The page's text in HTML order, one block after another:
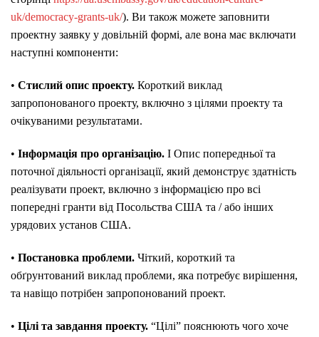
uk/democracy-grants-uk/). Ви також можете заповнити
проектну заявку у довільній формі, але вона має включати
наступні компоненти:
• Стислий опис проекту. Короткий виклад
запропонованого проекту, включно з цілями проекту та
очікуваними результатами.
• Інформація про організацію. І Опис попередньої та
поточної діяльності організації, який демонструє здатність
реалізувати проект, включно з інформацією про всі
попередні гранти від Посольства США та / або інших
урядових установ США.
• Постановка проблеми. Чіткий, короткий та
обґрунтований виклад проблеми, яка потребує вирішення,
та навіщо потрібен запропонований проект.
• Цілі та завдання проекту. “Цілі” пояснюють чого хоче